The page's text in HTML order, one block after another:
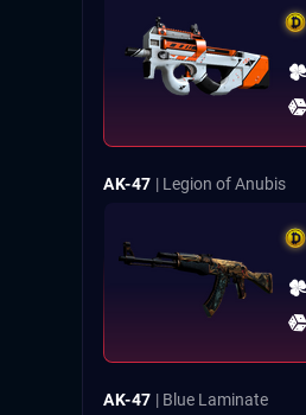
AK-47 | Legion of Anubis
AK-47 | Blue Laminate